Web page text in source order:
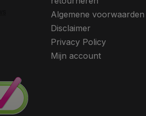
Algemene voorwaarden
Disclaimer
Privacy Policy
Mijn account